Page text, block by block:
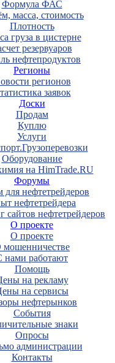
Формула ФАС
масса, стоимость
Плотность
груза в цистерне
резервуаров
нефтепродуктов
Регионы
регионов
заявок
Доски
Продам
Куплю
Услуги
Оборудование
на HimTrade.RU
Форумы
нефтетрейдеров
нефтетрейдера
сайтов нефтетрейдеров
О проекте
О проекте
мошенничестве
нами работают
Помощь
на рекламу
на сервисы
нефтерынков
События
знаки
Опросы
администрации
Контакты